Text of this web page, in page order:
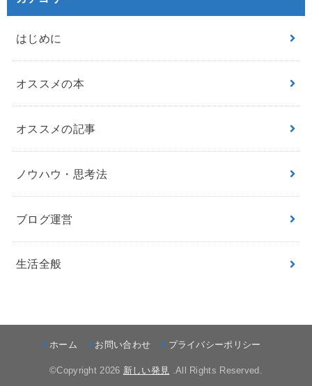
はじめに
オススメの本
オススメの記事
ノウハウ・思考法
ブログ運営
生活全般
ホーム お問い合わせ プライバシーポリシー
©Copyright 2026 新しい発見 .All Rights Reserved.